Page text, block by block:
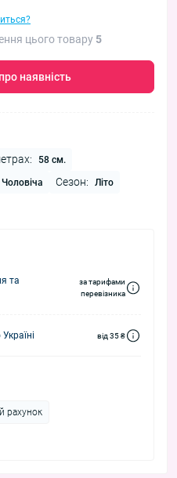
цього товару 5
наявність
58 см.
Чоловіча Сезон: Літо
та
за тарифами
перевізника
від 35 ₴
рахунок